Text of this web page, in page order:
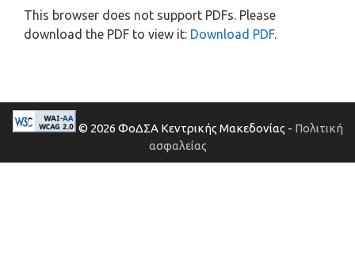
This browser does not support PDFs. Please
download the PDF to view it: Download PDF.
© 2026 ΦοΔΣΑ Κεντρικής Μακεδονίας - Πολιτική
ασφαλείας